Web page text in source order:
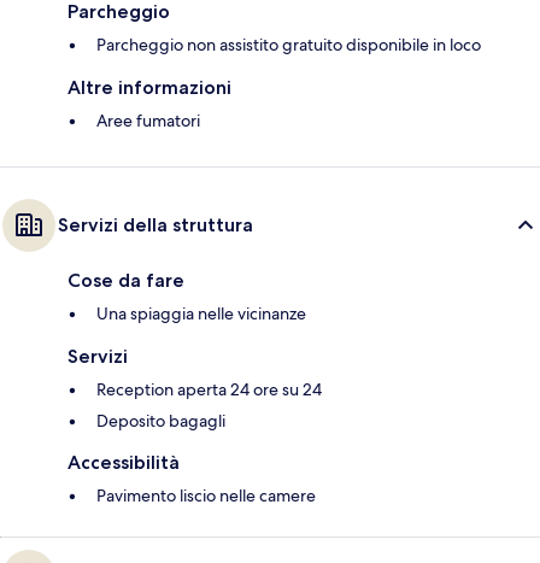
Parcheggio
Parcheggio non assistito gratuito disponibile in loco
Altre informazioni
Aree fumatori
Servizi della struttura
Cose da fare
Una spiaggia nelle vicinanze
Servizi
Reception aperta 24 ore su 24
Deposito bagagli
Accessibilità
Pavimento liscio nelle camere